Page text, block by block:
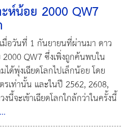
ะห์น้อย 2000 QW7
มื่อวันที่ 1 กันยายนที่ผ่านมา ดาว
QW7 ซึ่งเพิ่งถูกค้นพบใน
ได้พุ่งเฉียดโลกไปเล็กน้อย โดย
รเท่านั้น และในปี 2562, 2608,
นี้จะเข้าเฉียดโลกใกล้กว่าในครั้งนี้
...